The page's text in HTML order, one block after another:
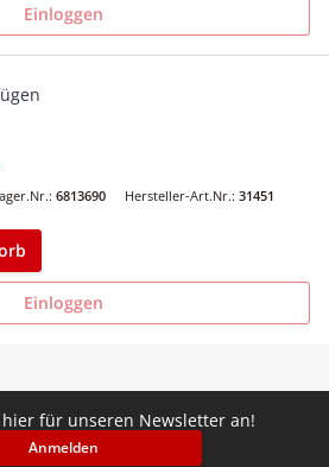
Einloggen
6813690 Hersteller-Art.Nr.: 31451
Einloggen
für unseren Newsletter an!
Anmelden